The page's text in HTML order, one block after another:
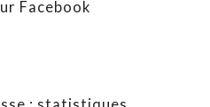
Facebook